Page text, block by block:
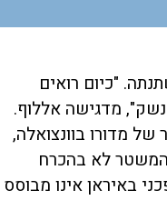
"כיום רואים
נשק", מדגישה אללוף.
מדורו בוונצואלה,
המשטר לא בהכרח
באיראן אינו מבוסס